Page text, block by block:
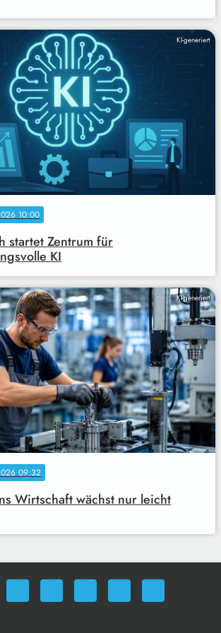
KI-generiert
10:00
startet Zentrum für
KI
KI-generiert
09:32
Wirtschaft wächst nur leicht